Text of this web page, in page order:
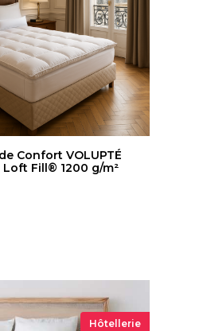
Confort VOLUPTÉ
Loft Fill® 1200 g/m²
Hôtellerie